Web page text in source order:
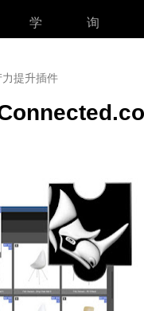
学 询
提升插件